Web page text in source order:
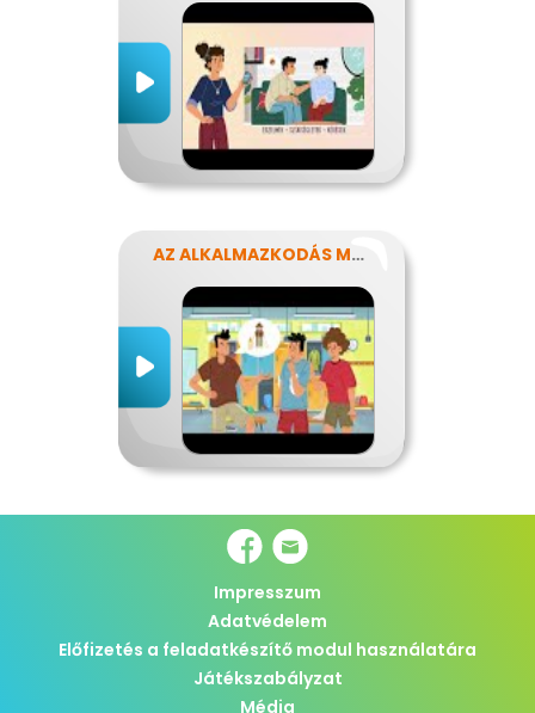
AZ ALKALMAZKODÁS MŰVÉSZETE
Impresszum
Adatvédelem
Előfizetés a feladatkészítő modul használatára
Játékszabályzat
Média